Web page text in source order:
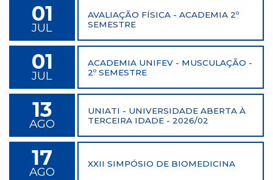
01
JUL
AVALIAÇÃO FÍSICA - ACADEMIA 2º
SEMESTRE
01
JUL
ACADEMIA UNIFEV - MUSCULAÇÃO -
2º SEMESTRE
13
AGO
UNIATI - UNIVERSIDADE ABERTA À
TERCEIRA IDADE - 2026/02
17
AGO
XXII SIMPÓSIO DE BIOMEDICINA